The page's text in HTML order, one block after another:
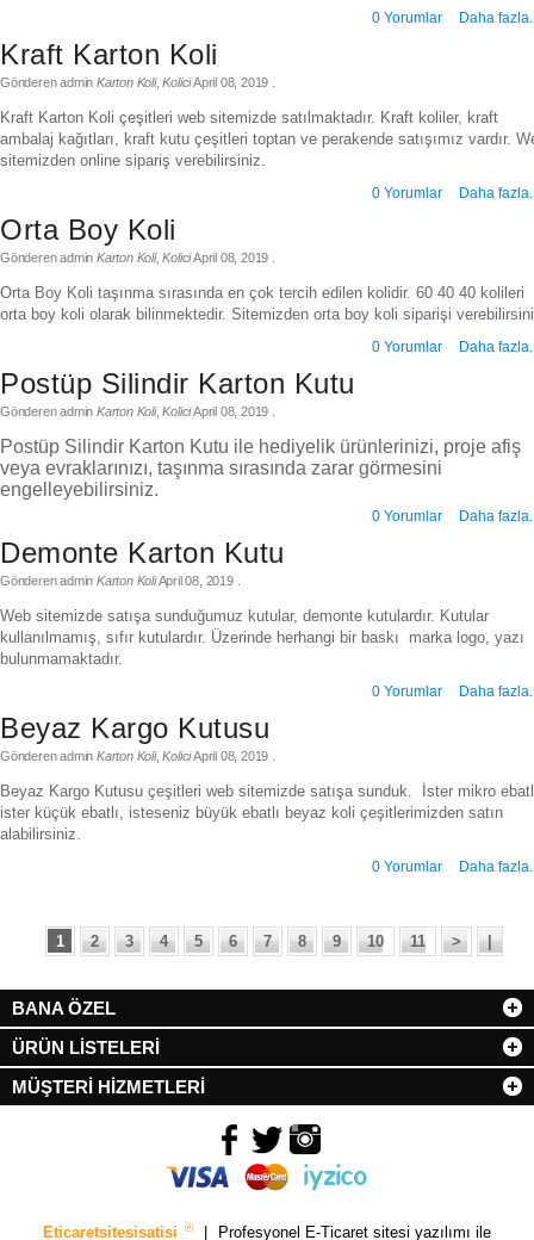
0 Yorumlar Daha
Kraft Karton Koli
Gönderenadmin Karton Koli,KoliciApril 08, 2019
Kraft Karton Koli çeşitleri web sitemizde satılmaktadır. Kraft koliler, kraft
ambalaj kağıtları, kraft kutu çeşitleri toptan ve perakende satışımız vardır.
sitemizden online sipariş verebilirsiniz.
0 Yorumlar Daha
Orta Boy Koli
Gönderenadmin Karton Koli,KoliciApril 08, 2019
Orta Boy Koli taşınma sırasında en çok tercih edilen kolidir. 60 40 40 kolileri
orta boy koli olarak bilinmektedir. Sitemizden orta boy koli siparişi
0 Yorumlar Daha
Postüp Silindir Karton Kutu
Gönderenadmin Karton Koli,KoliciApril 08, 2019
Postüp Silindir Karton Kutu ile hediyelik ürünlerinizi, proje afiş
veya evraklarınızı, taşınma sırasında zarar görmesini
engelleyebilirsiniz.
0 Yorumlar Daha
Demonte Karton Kutu
Gönderenadmin Karton KoliApril 08, 2019.
Web sitemizde satışa sunduğumuz kutular, demonte kutulardır. Kutular
kullanılmamış, sıfır kutulardır. Üzerinde herhangi bir baskı marka logo, yazı
bulunmamaktadır.
0 Yorumlar Daha
Beyaz Kargo Kutusu
Gönderenadmin Karton Koli,KoliciApril 08, 2019
Beyaz Kargo Kutusu çeşitleri web sitemizde satışa sunduk. İster mikro
ister küçük ebatlı, isteseniz büyük ebatlı beyaz koli çeşitlerimizden satın
alabilirsiniz.
0 Yorumlar Daha
1 2 3 4 5 6 7 8 9 10 11 > |
BANA ÖZEL
ÜRÜN LİSTELERİ
MÜŞTERİ HİZMETLERİ
Eticaretsitesisatisi ® Profesyonel E-Ticaret sitesi yazılımı ile